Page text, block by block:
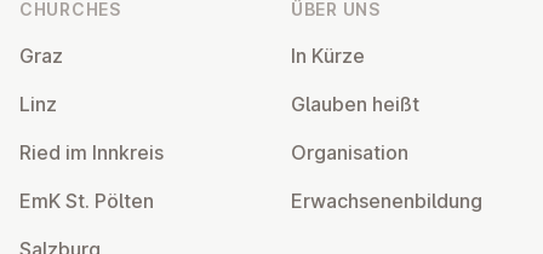
CHURCHES
Graz
Linz
Ried im Innkreis
EmK St. Pölten
ÜBER UNS
In Kürze
Glauben heißt
Or­gan­isa­tion
Er­wach­sen­en­bildung